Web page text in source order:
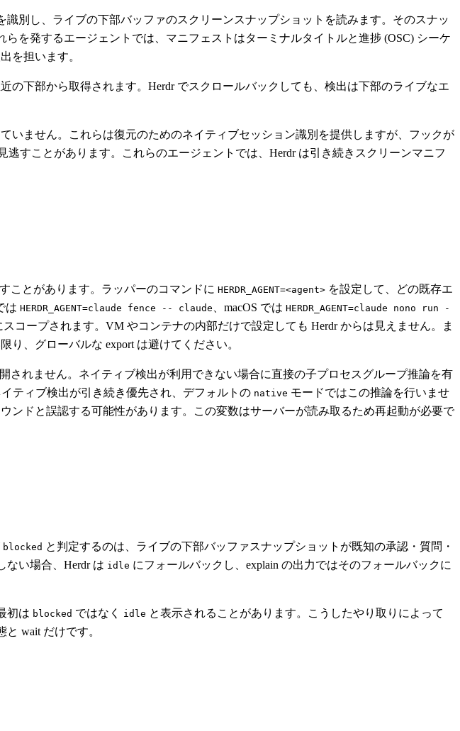
別し、ライブの下部バッファのスクリーンスナップショットを読みます。そのスナッ
らを発するエージェントでは、マニフェストはターミナルタイトルと進捗 (OSC) シーケ
を担います。
下部から取得されます。Herdr でスクロールバックしても、検出は下部のライブなエ
いません。これらは復元のためのネイティブセッション識別を提供しますが、フックが
すことがあります。これらのエージェントでは、Herdr は引き続きスクリーンマニフ
ことがあります。ラッパーのコマンドに HERDR_AGENT=<agent> を設定して、どの既存エ
は HERDR_AGENT=claude fence -- claude 、macOS では HERDR_AGENT=claude nono run -
コープされます。VM やコンテナの内部だけで設定しても Herdr からは見えません。ま
、グローバルな export は避けてください。
れません。ネイティブ検出が利用できない場合に直接の子プロセスグループ推論を有
ティブ検出が引き続き優先され、デフォルトの native モードではこの推論を行いませ
ドと誤認する可能性があります。この変数はサーバーが読み取るため再起動が必要で
blocked と判定するのは、ライブの下部バッファスナップショットが既知の承認・質問・
ない場合、Herdr は idle にフォールバックし、explain の出力ではそのフォールバックに
初は blocked ではなく idle と表示されることがあります。こうしたやり取りによって
wait だけです。